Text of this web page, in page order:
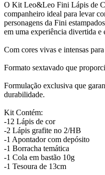
O Kit Leo&Leo Fini Lápis de
companheiro ideal para levar
personagens da Fini
em uma experiência divertida e
Com cores vivas e intensas
Formato sextavado que
Formulação exclusiva que
durabilidade.
Kit Contém:
-12 Lápis de cor
-2 Lápis grafite no 2/HB
-1 Apontador com depósito
-1 Borracha temática
-1 Cola em bastão 10g
-1 Tesoura de 13cm